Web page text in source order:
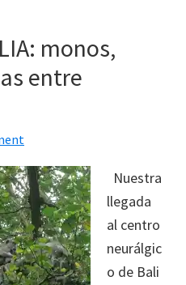
monos,
entre
Nuestra
llegada
al centro
neurálgic
o de Bali